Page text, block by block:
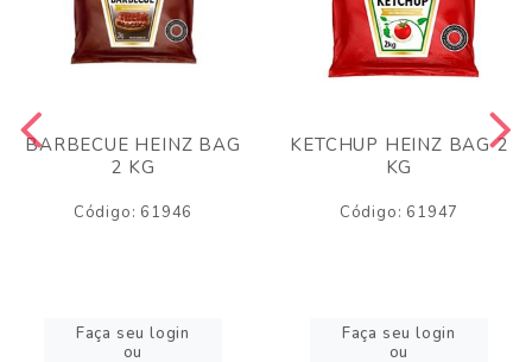
BARBECUE HEINZ BAG
2 KG
Código: 61946
Faça seu login
ou
KETCHUP HEINZ BAG 2
KG
Código: 61947
Faça seu login
ou